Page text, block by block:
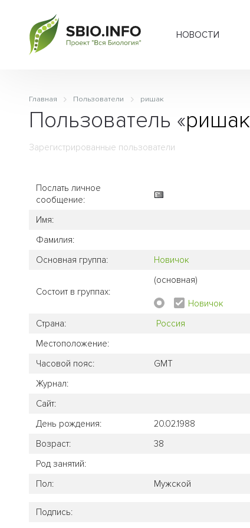
НОВОСТИ
Главная Пользователи ришак
Пользователь «ришак
Зарегистрированные пользователи
Послать личное
сообщение:
Имя:
Фамилия:
Основная группа:
Новичок
Состоит в группах:
(основная)
Новичок
Страна:
Россия
Местоположение:
Часовой пояс:
GMT
Журнал:
Сайт:
День рождения:
20.02.1988
Возраст:
38
Род занятий:
Пол:
Мужской
Подпись: